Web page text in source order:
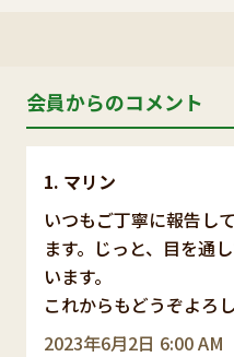
会員からのコメント
マリン
2023年6月2日 6:00 AM
いつもご丁寧に報告し
ます。じっと、目を通
います。
これからもどうぞよろし